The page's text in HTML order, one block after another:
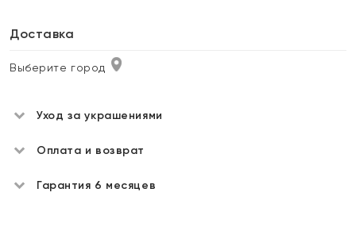
Доставка
Выберите город
Уход за украшениями
Оплата и возврат
Гарантия 6 месяцев